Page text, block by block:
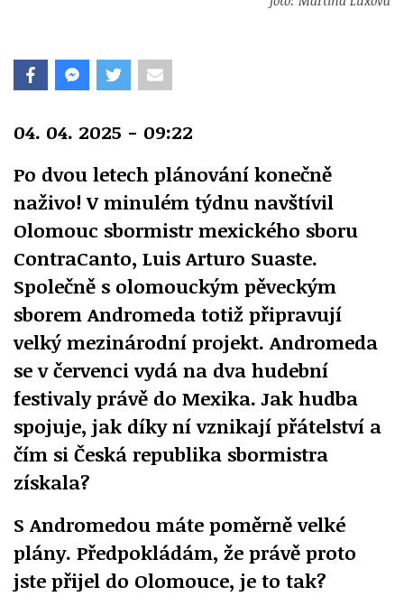
04. 04. 2025 - 09:22
Po dvou letech plánování konečně
naživo! V minulém týdnu navštívil
Olomouc sbormistr mexického sboru
ContraCanto, Luis Arturo Suaste.
Společně s olomouckým pěveckým
sborem Andromeda totiž připravují
velký mezinárodní projekt. Andromeda
se v červenci vydá na dva hudební
festivaly právě do Mexika. Jak hudba
spojuje, jak díky ní vznikají přátelství a
čím si Česká republika sbormistra
získala?
S Andromedou máte poměrně velké
plány. Předpokládám, že právě proto
jste přijel do Olomouce, je to tak?